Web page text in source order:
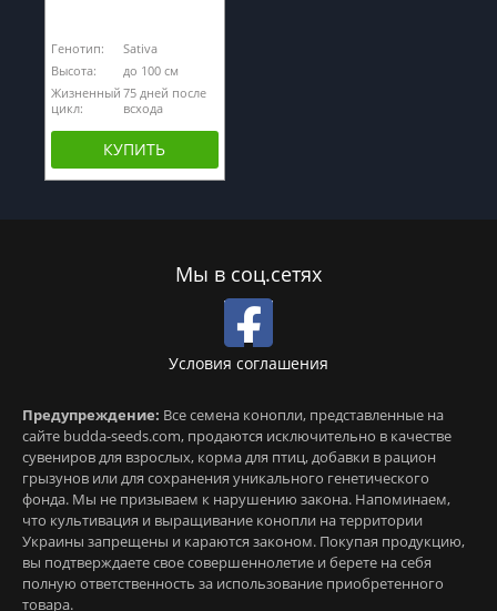
Генотип:
Sativa
Высота:
до 100 см
Жизненный
цикл:
75 дней после
всхода
КУПИТЬ
Мы в соц.сетях
Условия соглашения
Предупреждение: Все семена конопли, представленные на
сайте budda-seeds.com, продаются исключительно в качестве
сувениров для взрослых, корма для птиц, добавки в рацион
грызунов или для сохранения уникального генетического
фонда. Мы не призываем к нарушению закона. Напоминаем,
что культивация и выращивание конопли на территории
Украины запрещены и караются законом. Покупая продукцию,
вы подтверждаете свое совершеннолетие и берете на себя
полную ответственность за использование приобретенного
товара.